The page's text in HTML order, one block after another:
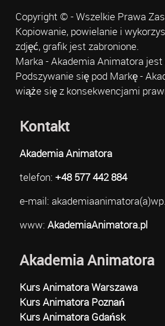
Copyright © - Wszelkie Prawa
Kopiowanie, powielanie i
zdjęć, grafik jest zabronione.
Marka - Akademia Animatora
Podszywanie się pod Markę -
wiąże się z konsekwencjami
Kontakt
Akademia Animatora
telefon: +48 577 442 884
e-mail:
www: AkademiaAnimatora.pl
Akademia Animatora
Kurs Animatora Warszawa
Kurs Animatora Poznań
Kurs Animatora Gdańsk